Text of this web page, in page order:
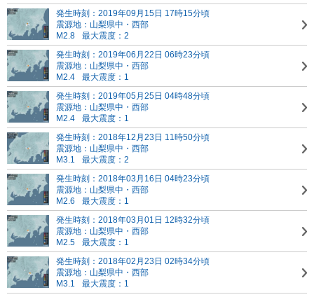
発生時刻：2019年09月15日 17時15分頃
震源地：山梨県中・西部
M2.8
最大震度：2
発生時刻：2019年06月22日 06時23分頃
震源地：山梨県中・西部
M2.4
最大震度：1
発生時刻：2019年05月25日 04時48分頃
震源地：山梨県中・西部
M2.4
最大震度：1
発生時刻：2018年12月23日 11時50分頃
震源地：山梨県中・西部
M3.1
最大震度：2
発生時刻：2018年03月16日 04時23分頃
震源地：山梨県中・西部
M2.6
最大震度：1
発生時刻：2018年03月01日 12時32分頃
震源地：山梨県中・西部
M2.5
最大震度：1
発生時刻：2018年02月23日 02時34分頃
震源地：山梨県中・西部
M3.1
最大震度：1